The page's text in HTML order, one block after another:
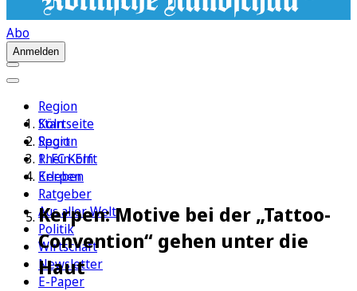
Abo
Anmelden
Region
Köln
Sport
1. FC Köln
Erleben
Ratgeber
Aus aller Welt
Politik
Wirtschaft
Newsletter
E-Paper
Startseite
Region
Rhein-Erft
Kerpen
Kerpen: Motive bei der „Tattoo-
Convention“ gehen unter die
Haut